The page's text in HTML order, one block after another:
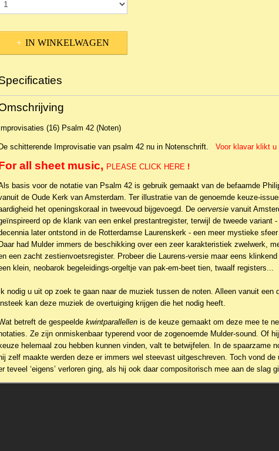
IN WINKELWAGEN
Productcode
EAN code
Improvisaties (16) Psalm 42 (Noten)
De schitterende Improvisatie van psalm 42 nu in Notenschrift. Voor klavar klikt u
all sheet music, PLEASE CLICK HERE !
basis voor de notatie van Psalm 42 is gebruik gemaakt van de befaamde
de Oude Kerk van Amsterdam. Ter illustratie van de genoemde keuze-
het openingskoraal in tweevoud bijgevoegd. De oerversie vanuit
op de klank van een enkel prestantregister, terwijl de tweede variant -
later ontstond in de Rotterdamse Laurenskerk - een meer mystieke
Daar had Mulder immers de beschikking over een zeer karakteristiek zwelwerk,
een zacht zestienvoetsregister. Probeer die Laurens-versie maar eens
klein, neobarok begeleidings-orgeltje van pak-em-beet tien, twaalf registers...
Ik nodig u uit op zoek te gaan naar de muziek tussen de noten. Alleen vanuit een
kan deze muziek de overtuiging krijgen die het nodig heeft.
betreft de gespeelde kwintparallellen is de keuze gemaakt om deze mee te
Ze zijn onmiskenbaar typerend voor de zogenoemde Mulder-sound. Of
keuze helemaal zou hebben kunnen vinden, valt te betwijfelen. In de spaarzame
hij zelf maakte werden deze er immers wel steevast uitgeschreven. Toch vond de
teveel ‘eigens’ verloren ging, als hij ook daar compositorisch mee aan de slag